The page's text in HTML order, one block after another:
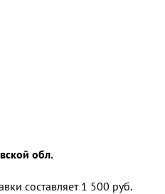
обл.
составляет 1 500 руб.